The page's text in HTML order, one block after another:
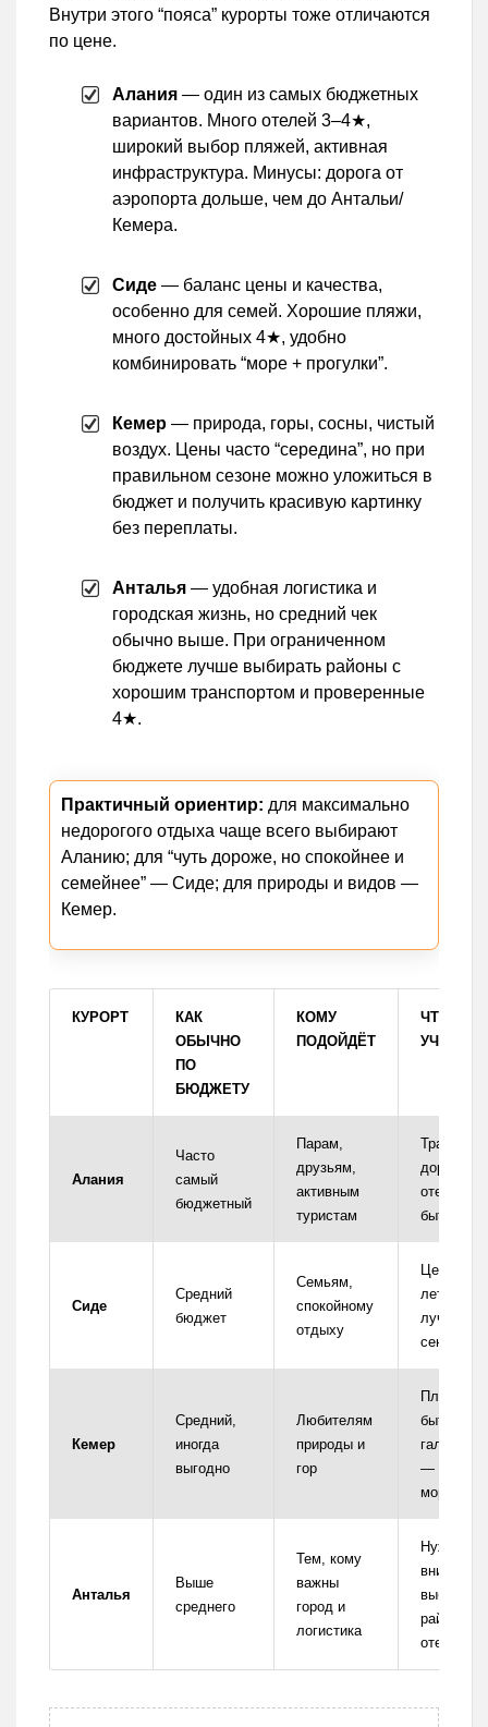
Внутри этого “пояса” курорты тоже отличаются
по цене.
Алания — один из самых бюджетных
вариантов. Много отелей 3–4★,
широкий выбор пляжей, активная
инфраструктура. Минусы: дорога от
аэропорта дольше, чем до Антальи/
Кемера.
Сиде — баланс цены и качества,
особенно для семей. Хорошие пляжи,
много достойных 4★, удобно
комбинировать “море + прогулки”.
Кемер — природа, горы, сосны, чистый
воздух. Цены часто “середина”, но при
правильном сезоне можно уложиться в
бюджет и получить красивую картинку
без переплаты.
Анталья — удобная логистика и
городская жизнь, но средний чек
обычно выше. При ограниченном
бюджете лучше выбирать районы с
хорошим транспортом и проверенные
4★.
Практичный ориентир: для максимально
недорогого отдыха чаще всего выбирают
Аланию; для “чуть дороже, но спокойнее и
семейнее” — Сиде; для природы и видов —
Кемер.
КУРОРТ
КАК
ОБЫЧНО
ПО
БЮДЖЕТУ
КОМУ
ПОДОЙДЁТ
ЧТО
Алания
Часто
самый
бюджетный
Парам,
друзьям,
активным
туристам
дорога до
отеля
быть
Сиде
Средний
бюджет
Семьям,
спокойному
отдыху
Цены
летом,
лучше
сентябрь
Кемер
Средний,
иногда
выгодно
Любителям
природы и
гор
Пляжи
быть
— обувь
моря
Анталья
Выше
среднего
Тем, кому
важны
город и
логистика
Нужно
выбирать
район и
отель